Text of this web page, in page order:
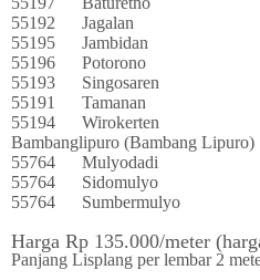
55192
Jagalan
55195
Jambidan
55196
Potorono
55193
Singosaren
55191
Tamanan
55194
Wirokerten
Bambanglipuro (Bambang Lipuro)
55764
Mulyodadi
55764
Sidomulyo
55764
Sumbermulyo
Harga Rp 135.000/meter
Panjang Lisplang per lembar 2